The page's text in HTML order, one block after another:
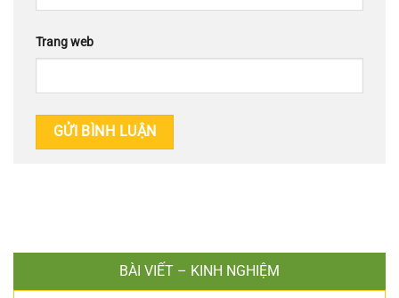
Trang web
BÀI VIẾT – KINH NGHIỆM